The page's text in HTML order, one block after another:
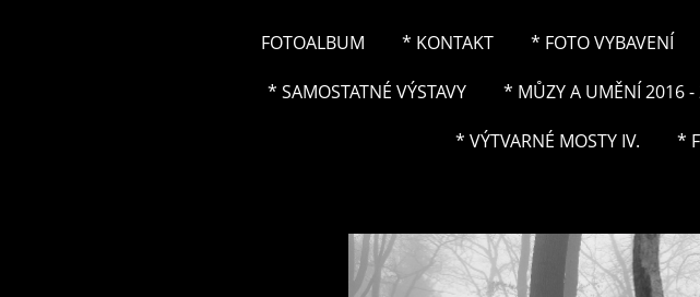
FOTOALBUM * KONTAKT * FOTO VYBAVENÍ
* SAMOSTATNÉ VÝSTAVY * MŮZY A UMĚNÍ 2016 -
* VÝTVARNÉ MOSTY IV. *